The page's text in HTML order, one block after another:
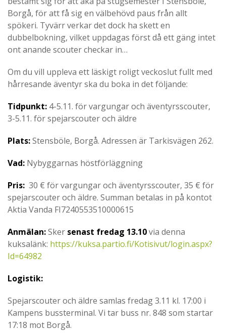
Borgå, för att få sig en välbehövd paus från allt
spökeri. Tyvärr verkar det dock ha skett en
dubbelbokning, vilket uppdagas först då ett gäng intet
ont anande scouter checkar in…
Om du vill uppleva ett läskigt roligt veckoslut fullt med
hårresande äventyr ska du boka in det följande:
Tidpunkt: 4-5.11. för vargungar och äventyrsscouter,
3-5.11. för spejarscouter och äldre
Plats:Stensböle, Borgå. Adressen är Tarkisvägen 262.
Vad: Nybyggarnas höstförläggning
Pris: 30 € för vargungar och äventyrsscouter, 35 € för
spejarscouter och äldre. Summan betalas in på kontot
Aktia Vanda FI7240553510000615
Anmälan:Sker senast fredag 13.10via denna
kuksalänk: https://kuksa.partio.fi/Kotisivut/login.aspx?
Id=64982
Logistik:
Spejarscouter och äldre samlas fredag 3.11 kl. 17:00 i
Kampens bussterminal. Vi tar buss nr. 848 som startar
17:18 mot Borgå.